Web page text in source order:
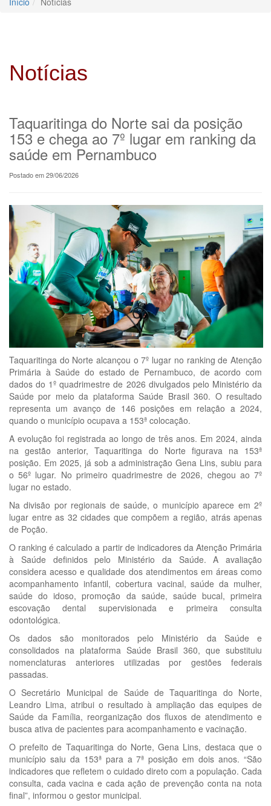
Notícias
Taquaritinga do Norte sai da posição
153 e chega ao 7º lugar em ranking da
saúde em Pernambuco
Postado em 29/06/2026
Taquaritinga do Norte alcançou o 7º lugar no ranking de Atenção
Primária à Saúde do estado de Pernambuco, de acordo com
dados do 1º quadrimestre de 2026 divulgados pelo Ministério da
Saúde por meio da plataforma Saúde Brasil 360. O resultado
representa um avanço de 146 posições em relação a 2024,
quando o município ocupava a 153ª colocação.
A evolução foi registrada ao longo de três anos. Em 2024, ainda
na gestão anterior, Taquaritinga do Norte figurava na 153ª
posição. Em 2025, já sob a administração Gena Lins, subiu para
o 56º lugar. No primeiro quadrimestre de 2026, chegou ao 7º
lugar no estado.
Na divisão por regionais de saúde, o município aparece em 2º
lugar entre as 32 cidades que compõem a região, atrás apenas
de Poção.
O ranking é calculado a partir de indicadores da Atenção Primária
à Saúde definidos pelo Ministério da Saúde. A avaliação
considera acesso e qualidade dos atendimentos em áreas como
acompanhamento infantil, cobertura vacinal, saúde da mulher,
saúde do idoso, promoção da saúde, saúde bucal, primeira
escovação dental supervisionada e primeira consulta
odontológica.
Os dados são monitorados pelo Ministério da Saúde e
consolidados na plataforma Saúde Brasil 360, que substituiu
nomenclaturas anteriores utilizadas por gestões federais
passadas.
O Secretário Municipal de Saúde de Taquaritinga do Norte,
Leandro Lima, atribui o resultado à ampliação das equipes de
Saúde da Família, reorganização dos fluxos de atendimento e
busca ativa de pacientes para acompanhamento e vacinação.
O prefeito de Taquaritinga do Norte, Gena Lins, destaca que o
município saiu da 153ª para a 7ª posição em dois anos. “São
indicadores que refletem o cuidado direto com a população. Cada
consulta, cada vacina e cada ação de prevenção conta na nota
final”, informou o gestor municipal.